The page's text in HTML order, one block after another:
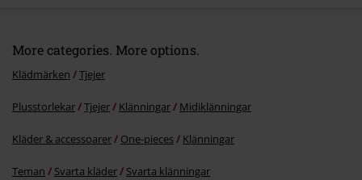
More categories. More options.
Klädmärken Tjejer
Plusstorlekar Tjejer Klänningar Midiklänningar
Kläder & accessoarer One-pieces Klänningar
Teman Svarta kläder Svarta klänningar